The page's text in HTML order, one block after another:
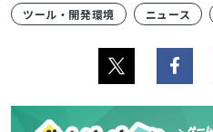
ツール・開発環境 ニュース